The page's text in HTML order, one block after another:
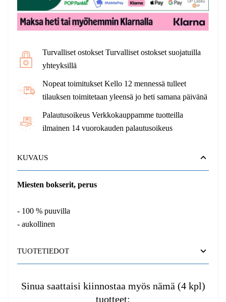
Turvalliset ostokset Turvalliset ostokset suojatuilla
yhteyksillä
Nopeat toimitukset Kello 12 mennessä tulleet
tilauksen toimitetaan yleensä jo heti samana päivänä
Palautusoikeus Verkkokauppamme tuotteilla
ilmainen 14 vuorokauden palautusoikeus
KUVAUS
Miesten bokserit, perus
- 100 % puuvilla
- aukollinen
TUOTETIEDOT
Sinua saattaisi kiinnostaa myös nämä (4 kpl)
tuotteet: